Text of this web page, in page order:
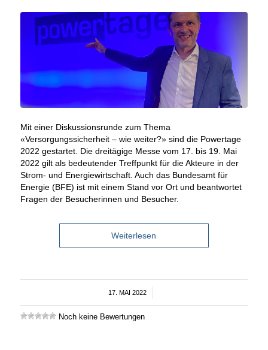
Mit einer Diskussionsrunde zum Thema
«Versorgungssicherheit – wie weiter?» sind die Powertage
2022 gestartet. Die dreitägige Messe vom 17. bis 19. Mai
2022 gilt als bedeutender Treffpunkt für die Akteure in der
Strom- und Energiewirtschaft. Auch das Bundesamt für
Energie (BFE) ist mit einem Stand vor Ort und beantwortet
Fragen der Besucherinnen und Besucher.
Weiterlesen
17. MAI 2022
/
Noch keine Bewertungen